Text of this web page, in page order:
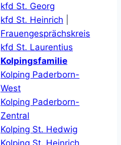
kfd St. Georg
kfd St. Heinrich
Frauengesprächskreis
kfd St. Laurentius
Kolpingsfamilie
Kolping Paderborn-
West
Kolping Paderborn-
Zentral
Kolping St. Hedwig
Kolping St. Heinrich